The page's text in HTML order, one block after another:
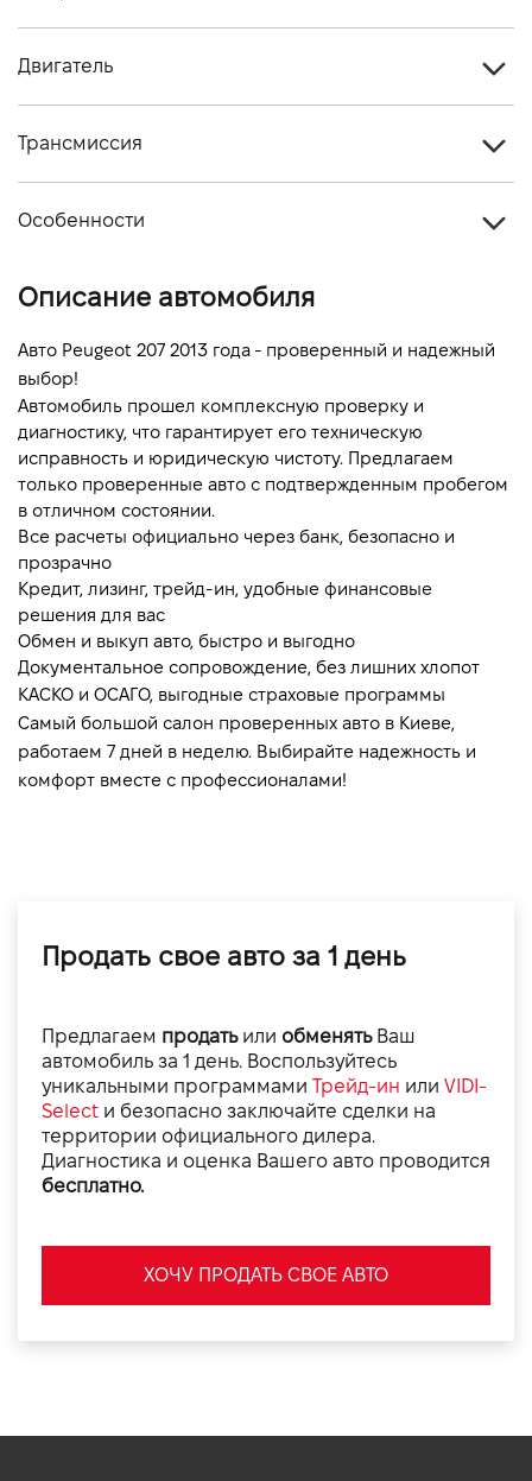
Количество мест, шт
Двигатель
Мощность двигателя (л.с)
Динамика разгона 0-100 км/ч
Трансмиссия
Особенности
Описание автомобиля
Авто Peugeot 207 2013 года - проверенный и надежный
выбор!
Автомобиль прошел комплексную проверку и
диагностику, что гарантирует его техническую
исправность и юридическую чистоту. Предлагаем
только проверенные авто с подтвержденным пробегом
в отличном состоянии.
Все расчеты официально через банк, безопасно и
прозрачно
Кредит, лизинг, трейд-ин, удобные финансовые
решения для вас
Обмен и выкуп авто, быстро и выгодно
Документальное сопровождение, без лишних хлопот
КАСКО и ОСАГО, выгодные страховые программы
Самый большой салон проверенных авто в Киеве,
работаем 7 дней в неделю. Выбирайте надежность и
комфорт вместе с профессионалами!
Продать свое авто за 1 день
Предлагаем продатьили обменятьВаш
автомобиль за 1 день. Воспользуйтесь
уникальными программами Трейд-ин или VIDI-
Select и безопасно заключайте сделки на
территории официального дилера.
Диагностика и оценка Вашего авто проводится
бесплатно.
ХОЧУ ПРОДАТЬ СВОЕ АВТО